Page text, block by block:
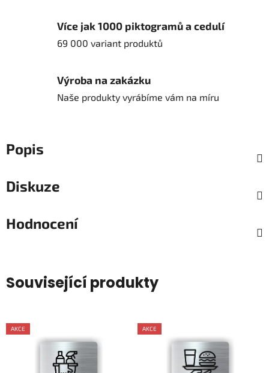
Více jak 1000 piktogramů a cedulí
69 000 variant produktů
Výroba na zakázku
Naše produkty vyrábíme vám na míru
Popis
Diskuze
Hodnocení
Související produkty
AKCE AKCE